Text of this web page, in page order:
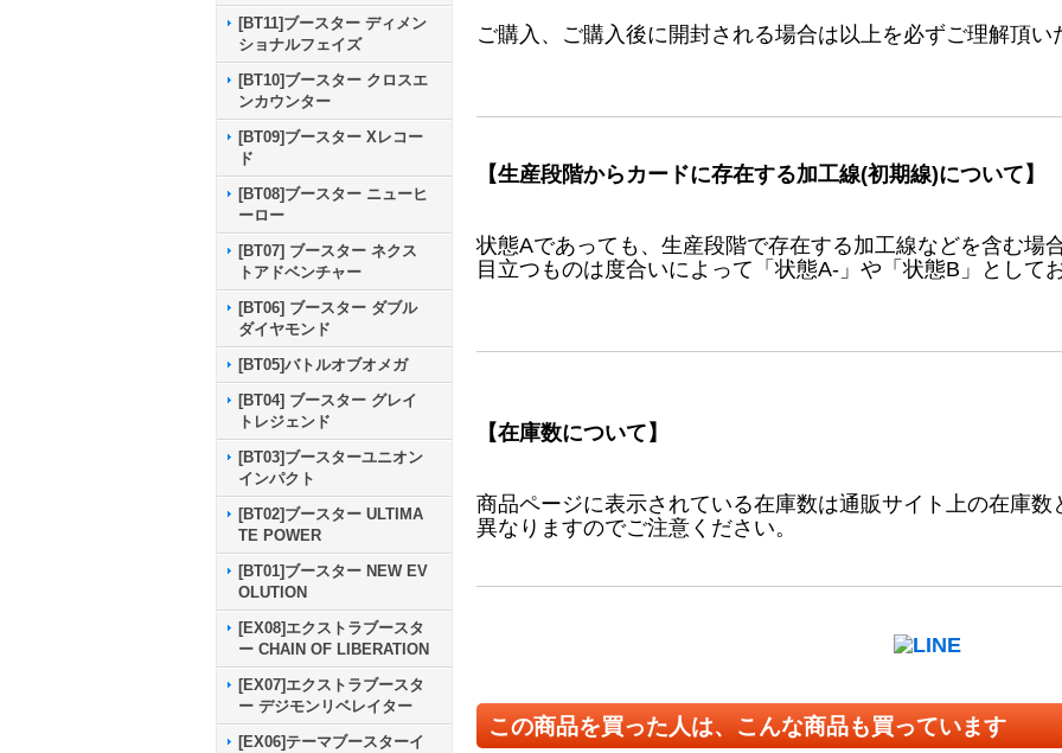
[BT11]ブースター ディメン
ショナルフェイズ
[BT10]ブースター クロスエ
ンカウンター
[BT09]ブースター Xレコー
ド
[BT08]ブースター ニューヒ
ーロー
[BT07] ブースター ネクス
トアドベンチャー
[BT06] ブースター ダブル
ダイヤモンド
[BT05]バトルオブオメガ
[BT04] ブースター グレイ
トレジェンド
[BT03]ブースターユニオン
インパクト
[BT02]ブースター ULTIMA
TE POWER
[BT01]ブースター NEW EV
OLUTION
[EX08]エクストラブースタ
ー CHAIN OF LIBERATION
[EX07]エクストラブースタ
ー デジモンリベレイター
[EX06]テーマブースターイ
ご購入、ご購入後に開封される場合は以上を必ずご理解頂
【生産段階からカードに存在する加工線(初期線)について】
状態Aであっても、生産段階で存在する加工線などを含む場
目立つものは度合いによって「状態A-」や「状態B」として
【在庫数について】
商品ページに表示されている在庫数は通販サイト上の在庫
異なりますのでご注意ください。
この商品を買った人は、こんな商品も買っています